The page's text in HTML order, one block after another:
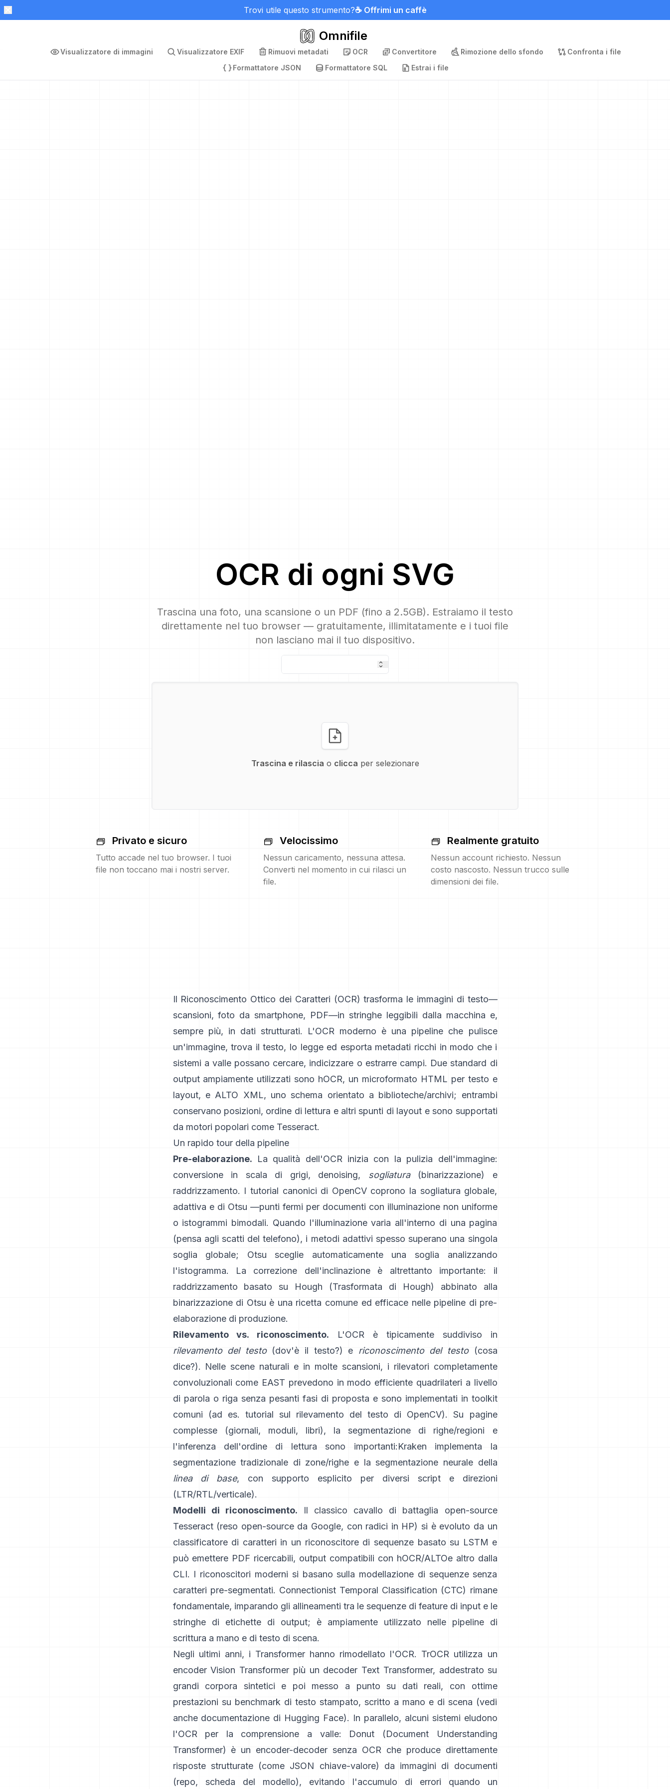
Trovi utile questo strumento?☕ Offrimi un caffè
Omnifile
Visualizzatore di immagini Visualizzatore EXIF Rimuovi metadati OCR Convertitore Rimozione dello sfondo
Confronta i file
Formattatore JSON
Formattatore SQL Estrai i file
OCR di ogni SVG
Trascina una foto, una scansione o un PDF (fino a 2.5GB). Estraiamo il testo
direttamente nel tuo browser — gratuitamente, illimitatamente e i tuoi file
non lasciano mai il tuo dispositivo.
Trascina e rilascia o clicca per selezionare
Privato e sicuro
Tutto accade nel tuo browser. I tuoi
file non toccano mai i nostri server.
Velocissimo
Nessun caricamento, nessuna attesa.
Converti nel momento in cui rilasci un
file.
Realmente gratuito
Nessun account richiesto. Nessun
costo nascosto. Nessun trucco sulle
dimensioni dei file.
Il Riconoscimento Ottico dei Caratteri (OCR) trasforma le immagini di testo—
scansioni, foto da smartphone, PDF—in stringhe leggibili dalla macchina e,
sempre più, in dati strutturati. L'OCR moderno è una pipeline che pulisce
un'immagine, trova il testo, lo legge ed esporta metadati ricchi in modo che i
sistemi a valle possano cercare, indicizzare o estrarre campi. Due standard di
output ampiamente utilizzati sono hOCR, un microformato HTML per testo e
layout, e ALTO XML, uno schema orientato a biblioteche/archivi; entrambi
conservano posizioni, ordine di lettura e altri spunti di layout e sono supportati
da motori popolari come Tesseract.
Un rapido tour della pipeline
Pre-elaborazione. La qualità dell'OCR inizia con la pulizia dell'immagine:
conversione in scala di grigi, denoising,
sogliatura(binarizzazione) e
raddrizzamento. I tutorial canonici di OpenCV coprono la sogliatura globale,
adattiva e di Otsu —punti fermi per documenti con illuminazione non uniforme
o istogrammi bimodali. Quando l'illuminazione varia all'interno di una pagina
(pensa agli scatti del telefono), i metodi adattivi spesso superano una singola
soglia globale; Otsu sceglie automaticamente una soglia analizzando
l'istogramma. La correzione dell'inclinazione è altrettanto importante: il
raddrizzamento basato su Hough (Trasformata di Hough) abbinato alla
binarizzazione di Otsu è una ricetta comune ed efficace nelle pipeline di pre-
elaborazione di produzione.
Rilevamento vs. riconoscimento. L'OCR è tipicamente suddiviso in
rilevamento del testo(dov'è il testo?) e riconoscimento del testo(cosa
dice?). Nelle scene naturali e in molte scansioni, i rilevatori completamente
convoluzionali come EAST prevedono in modo efficiente quadrilateri a livello
di parola o riga senza pesanti fasi di proposta e sono implementati in toolkit
comuni (ad es.
tutorial sul rilevamento del testo di OpenCV). Su pagine
complesse (giornali, moduli, libri), la segmentazione di righe/regioni e
l'inferenza dell'ordine di lettura sono importanti:Kraken
implementa la
segmentazione tradizionale di zone/righe e la segmentazione neurale della
linea di base, con supporto esplicito per diversi script e direzioni
(LTR/RTL/verticale).
Modelli di riconoscimento. Il classico cavallo di battaglia open-source
Tesseract (reso open-source da Google, con radici in HP) si è evoluto da un
classificatore di caratteri in un riconoscitore di sequenze basato su LSTM e
può emettere PDF ricercabili, output compatibili con hOCR/ALTOe altro dalla
CLI. I riconoscitori moderni si basano sulla modellazione di sequenze senza
caratteri pre-segmentati. Connectionist Temporal Classification (CTC) rimane
fondamentale, imparando gli allineamenti tra le sequenze di feature di input e le
stringhe di etichette di output; è ampiamente utilizzato nelle pipeline di
scrittura a mano e di testo di scena.
Negli ultimi anni, i Transformer hanno rimodellato l'OCR. TrOCR utilizza un
encoder Vision Transformer più un decoder Text Transformer, addestrato su
grandi corpora sintetici e poi messo a punto su dati reali, con ottime
prestazioni su benchmark di testo stampato, scritto a mano e di scena (vedi
anche documentazione di Hugging Face). In parallelo, alcuni sistemi eludono
l'OCR per la comprensione a valle:
Donut (Document Understanding
Transformer) è un encoder-decoder senza OCR che produce direttamente
risposte strutturate (come JSON chiave-valore) da immagini di documenti
(repo, scheda del modello), evitando l'accumulo di errori quando un